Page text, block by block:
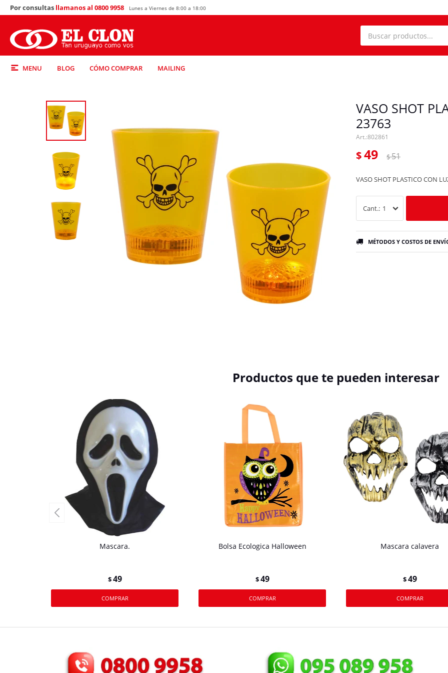
MENU BLOG CÓMO COMPRAR MAILING
Por consultas llamanos al 0800 9958 Lunes a Viernes de 8:00 a 18:00
VASO SHOT
23763
802861
$49 $51
VASO SHOT PLASTICO CON
1
MÉTODOS Y COSTOS DE
Productos que te pueden interesar
Mascara.
$49
Bolsa Ecologica Halloween
$49
Mascara calavera
$49